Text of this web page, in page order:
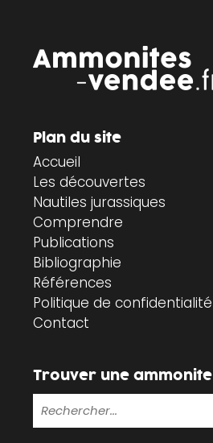
Plan du site
Accueil
Les découvertes
Nautiles jurassiques
Comprendre
Publications
Bibliographie
Références
Politique de confidentialité
Contact
Trouver une ammonite